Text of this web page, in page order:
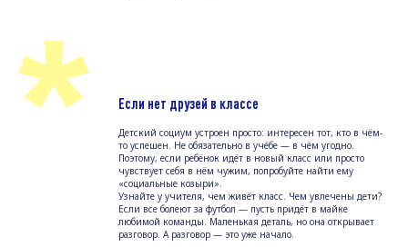
Если нет друзей в классе
Детский социум устроен просто: интересен тот, кто в чём-
то успешен. Не обязательно в учёбе — в чём угодно.
Поэтому, если ребёнок идёт в новый класс или просто
чувствует себя в нём чужим, попробуйте найти ему
«социальные козыри».
Узнайте у учителя, чем живёт класс. Чем увлечены дети?
Если все болеют за футбол — пусть придёт в майке
любимой команды. Маленькая деталь, но она открывает
разговор. А разговор — это уже начало.
*